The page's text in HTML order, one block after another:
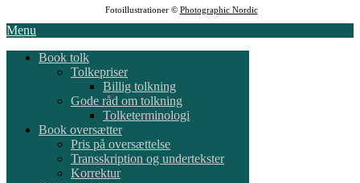
Fotoillustrationer © Photographic Nordic
Menu
Book tolk
Tolkepriser
Billig tolkning
Gode råd om tolkning
Tolketerminologi
Book oversætter
Pris på oversættelse
Transskription og undertekster
Korrektur